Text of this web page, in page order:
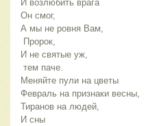
И возлюбить врага
Он смог,
А мы не ровня Вам,
Пророк,
И не святые уж,
тем паче.
Меняйте пули на цветы
Февраль на признаки весны,
Тиранов на людей,
И сны